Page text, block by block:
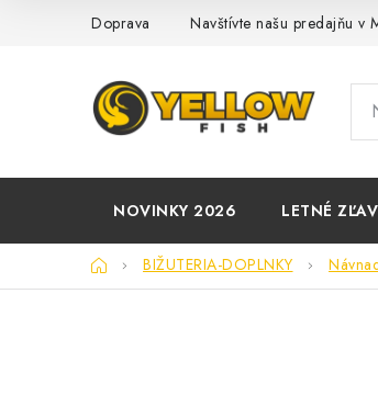
Doprava Navštívte našu predajňu v
NOVINKY 2026 LETNÉ
DomovBIŽUTERIA-DOPLNKY